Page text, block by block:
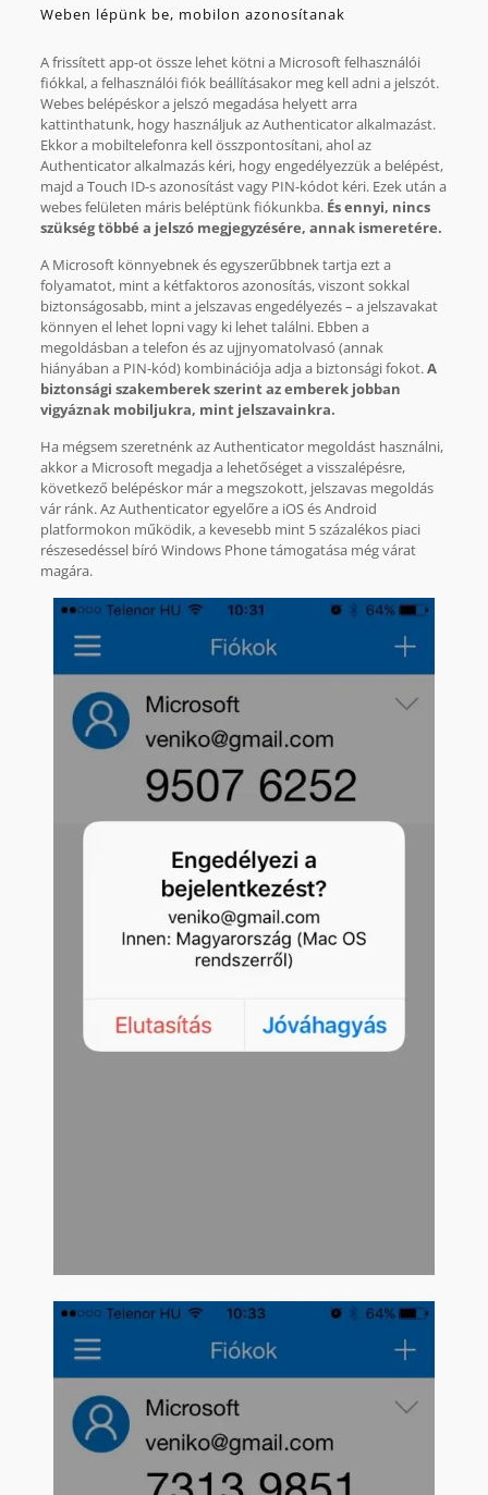
Weben lépünk be, mobilon azonosítanak
A frissített app-ot össze lehet kötni a Microsoft felhasználói
fiókkal, a felhasználói fiók beállításakor meg kell adni a jelszót.
Webes belépéskor a jelszó megadása helyett arra
kattinthatunk, hogy használjuk az Authenticator alkalmazást.
Ekkor a mobiltelefonra kell összpontosítani, ahol az
Authenticator alkalmazás kéri, hogy engedélyezzük a belépést,
majd a Touch ID-s azonosítást vagy PIN-kódot kéri. Ezek után a
webes felületen máris beléptünk fiókunkba. És ennyi, nincs
szükség többé a jelszó megjegyzésére, annak ismeretére.
A Microsoft könnyebnek és egyszerűbbnek tartja ezt a
folyamatot, mint a kétfaktoros azonosítás, viszont sokkal
biztonságosabb, mint a jelszavas engedélyezés – a jelszavakat
könnyen el lehet lopni vagy ki lehet találni. Ebben a
megoldásban a telefon és az ujjnyomatolvasó (annak
hiányában a PIN-kód) kombinációja adja a biztonsági fokot.A
biztonsági szakemberek szerint az emberek jobban
vigyáznak mobiljukra, mint jelszavainkra.
Ha mégsem szeretnénk az Authenticator megoldást használni,
akkor a Microsoft megadja a lehetőséget a visszalépésre,
következő belépéskor már a megszokott, jelszavas megoldás
vár ránk. Az Authenticator egyelőre a iOS és Android
platformokon működik, a kevesebb mint 5 százalékos piaci
részesedéssel bíró Windows Phone támogatása még várat
magára.